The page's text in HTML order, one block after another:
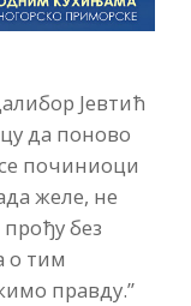
Јевтић
да поново
починиоци
желе, не
без
о тим
правду.”